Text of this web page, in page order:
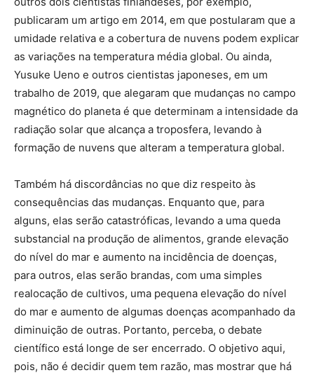
publicaram um artigo em 2014, em que postularam que a
umidade relativa e a cobertura de nuvens podem explicar
as variações na temperatura média global. Ou ainda,
Yusuke Ueno e outros cientistas japoneses, em um
trabalho de 2019, que alegaram que mudanças no campo
magnético do planeta é que determinam a intensidade da
radiação solar que alcança a troposfera, levando à
formação de nuvens que alteram a temperatura global.
Também há discordâncias no que diz respeito às
consequências das mudanças. Enquanto que, para
alguns, elas serão catastróficas, levando a uma queda
substancial na produção de alimentos, grande elevação
do nível do mar e aumento na incidência de doenças,
para outros, elas serão brandas, com uma simples
realocação de cultivos, uma pequena elevação do nível
do mar e aumento de algumas doenças acompanhado da
diminuição de outras. Portanto, perceba, o debate
científico está longe de ser encerrado. O objetivo aqui,
pois, não é decidir quem tem razão, mas mostrar que há